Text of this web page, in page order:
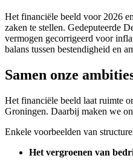
Het financiële beeld voor 2026
zaken te stellen. Gedeputeerde
vermogen gecorrigeerd voor
balans tussen bestendigheid en
Samen onze
Het financiële beeld laat ruimte
Groningen. Daarbij maken we
Enkele voorbeelden van
Het vergroenen van